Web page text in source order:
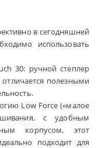
в сегодняшней
использовать
30: ручной степлер
полезными
Low Force («малое
с удобным
корпусом, этот
подходит для